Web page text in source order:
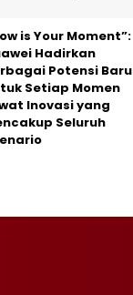
is Your Moment”:
Hadirkan
Potensi Baru
Setiap Momen
Inovasi yang
Seluruh